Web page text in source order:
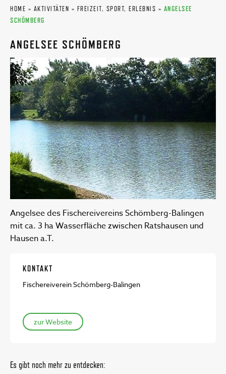
HOME » AKTIVITÄTEN » FREIZEIT, SPORT, ERLEBNIS » ANGELSEE
SCHÖMBERG
ANGELSEE SCHÖMBERG
Angelsee des Fischereivereins Schömberg-Balingen
mit ca. 3 ha Wasserfläche zwischen Ratshausen und
Hausen a.T.
KONTAKT
Fischereiverein Schömberg-Balingen
zur Website
Es gibt noch mehr zu entdecken: